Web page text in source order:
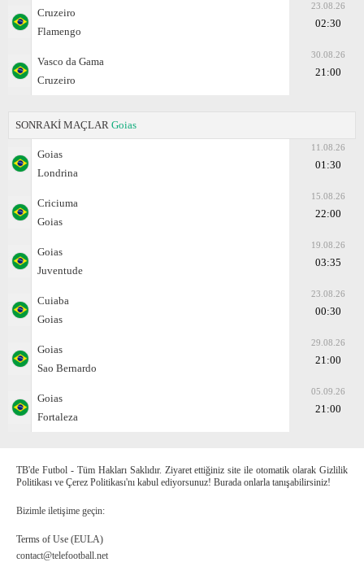
Cruzeiro
Flamengo
23.08.26
02:30
Vasco da Gama
Cruzeiro
30.08.26
21:00
SONRAKİ MAÇLAR Goias
Goias
Londrina
11.08.26
01:30
Criciuma
Goias
15.08.26
22:00
Goias
Juventude
19.08.26
03:35
Cuiaba
Goias
23.08.26
00:30
Goias
Sao Bernardo
29.08.26
21:00
Goias
Fortaleza
05.09.26
21:00
TB'de Futbol - Tüm Hakları Saklıdır. Ziyaret ettiğiniz site ile otomatik olarak Gizlilik
Politikası ve Çerez Politikası'nı kabul ediyorsunuz! Burada onlarla tanışabilirsiniz!
Bizimle iletişime geçin:
Terms of Use (EULA)
contact@telefootball.net